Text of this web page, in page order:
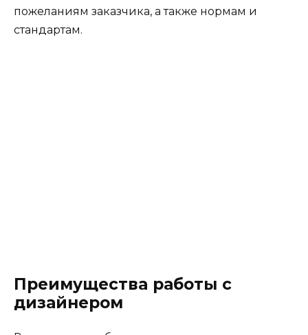
пожеланиям заказчика, а также нормам и
стандартам.
Преимущества работы с
дизайнером